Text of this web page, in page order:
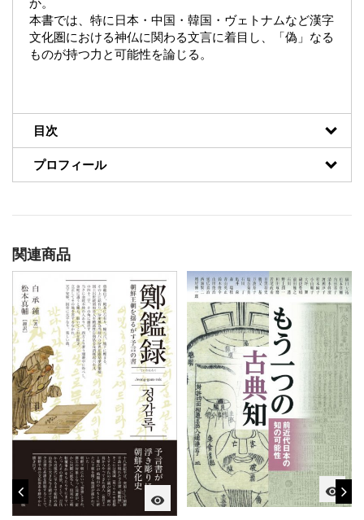
本書では、特に日本・中国・韓国・ヴェトナムなど漢字
文化圏における神仏に関わる文言に着目し、「偽」なる
ものが持つ力と可能性を論じる。
目次
プロフィール
関連商品
visibility
visibility